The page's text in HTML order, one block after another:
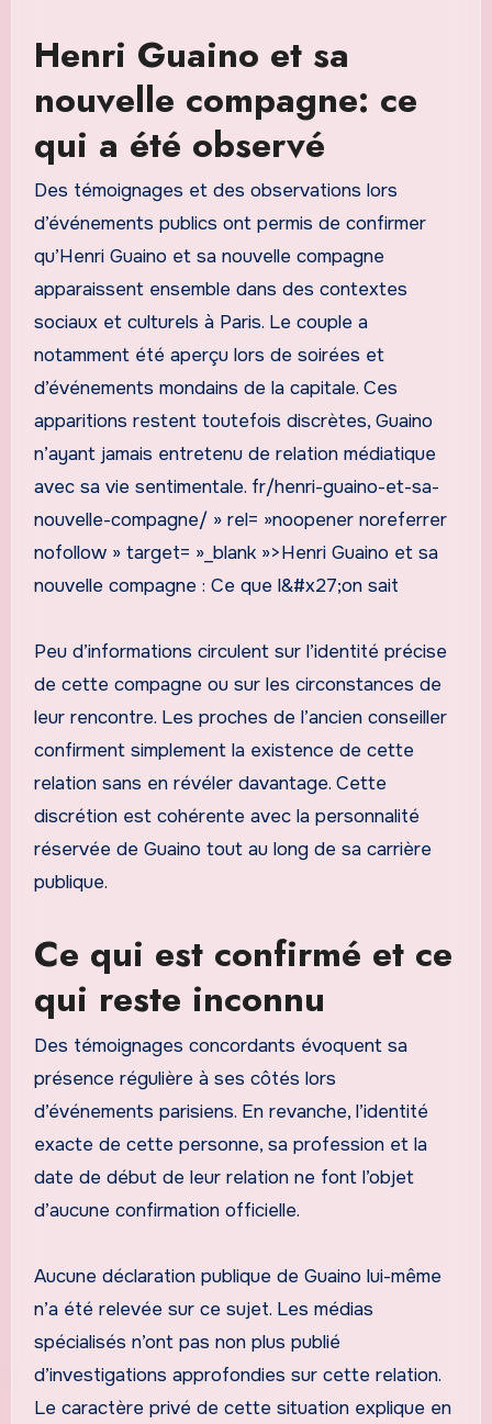
Henri Guaino et sa
nouvelle compagne: ce
qui a été observé
Des témoignages et des observations lors
d’événements publics ont permis de confirmer
qu’Henri Guaino et sa nouvelle compagne
apparaissent ensemble dans des contextes
sociaux et culturels à Paris. Le couple a
notamment été aperçu lors de soirées et
d’événements mondains de la capitale. Ces
apparitions restent toutefois discrètes, Guaino
n’ayant jamais entretenu de relation médiatique
avec sa vie sentimentale. fr/henri-guaino-et-sa-
nouvelle-compagne/ » rel= »noopener noreferrer
nofollow » target= »_blank »>Henri Guaino et sa
nouvelle compagne : Ce que l&#x27;on sait
Peu d’informations circulent sur l’identité précise
de cette compagne ou sur les circonstances de
leur rencontre. Les proches de l’ancien conseiller
confirment simplement la existence de cette
relation sans en révéler davantage. Cette
discrétion est cohérente avec la personnalité
réservée de Guaino tout au long de sa carrière
publique.
Ce qui est confirmé et ce
qui reste inconnu
Des témoignages concordants évoquent sa
présence régulière à ses côtés lors
d’événements parisiens. En revanche, l’identité
exacte de cette personne, sa profession et la
date de début de leur relation ne font l’objet
d’aucune confirmation officielle.
Aucune déclaration publique de Guaino lui-même
n’a été relevée sur ce sujet. Les médias
spécialisés n’ont pas non plus publié
d’investigations approfondies sur cette relation.
Le caractère privé de cette situation explique en